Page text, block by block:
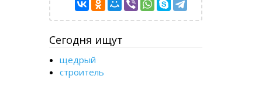
Сегодня ищут
щедрый
строитель